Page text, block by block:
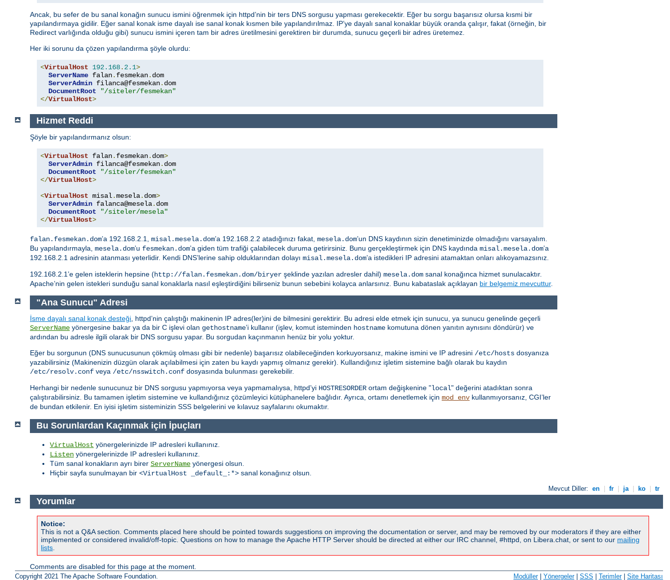
Ancak, bu sefer de bu sanal konağın sunucu ismini öğrenmek için httpd’nin bir ters DNS sorgusu yapması gerekecektir. Eğer bu sorgu başarısız olursa kısmi bir
yapılandırmaya gidilir. Eğer sanal konak isme dayalı ise sanal konak kısmen bile yapılandırılmaz. IP’ye dayalı sanal konaklar büyük oranda çalışır, fakat (örneğin, bir
Redirect varlığında olduğu gibi) sunucu ismini içeren tam bir adres üretilmesini gerektiren bir durumda, sunucu geçerli bir adres üretemez.
Her iki sorunu da çözen yapılandırma şöyle olurdu:
<VirtualHost 192.168. 2.1>
ServerName falan. fesmekan. dom
ServerAdmin filanca@fesmekan. dom
DocumentRoot
"/siteler/fesmekan"
</VirtualHost>
Hizmet Reddi
Şöyle bir yapılandırmanız olsun:
<VirtualHost falan. fesmekan. dom>
ServerAdmin filanca@fesmekan. dom
DocumentRoot
"/siteler/fesmekan"
</VirtualHost>
<VirtualHost misal.mesela. dom>
ServerAdmin falanca@mesela. dom
DocumentRoot
"/siteler/mesela"
</VirtualHost>
falan.fesmekan.dom’a 192.168.2.1, misal.mesela.dom’a 192.168.2.2 atadığınızı fakat, mesela.dom’un DNS kaydının sizin denetiminizde olmadığını varsayalım.
Bu yapılandırmayla, mesela.dom’u fesmekan.dom’a giden tüm trafiği çalabilecek duruma getirirsiniz. Bunu gerçekleştirmek için DNS kaydında misal.mesela.dom’a
192.168.2.1 adresinin atanması yeterlidir. Kendi DNS’lerine sahip olduklarından dolayı misal.mesela.dom’a istedikleri IP adresini atamaktan onları alıkoyamazsınız.
192.168.2.1’e gelen isteklerin hepsine (http://falan.fesmekan.dom/biryer şeklinde yazılan adresler dahil) mesela.dom sanal konağınca hizmet sunulacaktır.
Apache’nin gelen istekleri sunduğu sanal konaklarla nasıl eşleştirdiğini bilirseniz bunun sebebini kolayca anlarsınız. Bunu kabataslak açıklayan bir belgemiz mevcuttur.
"Ana Sunucu" Adresi
İsme dayalı sanal konak desteği, httpd’nin çalıştığı makinenin IP adres(ler)ini de bilmesini gerektirir. Bu adresi elde etmek için sunucu, ya sunucu genelinde geçerli
ServerName yönergesine bakar ya da bir C işlevi olan gethostname’i kullanır (işlev, komut isteminden hostname komutuna dönen yanıtın aynısını döndürür) ve
ardından bu adresle ilgili olarak bir DNS sorgusu yapar. Bu sorgudan kaçınmanın henüz bir yolu yoktur.
Eğer bu sorgunun (DNS sunucusunun çökmüş olması gibi bir nedenle) başarısız olabileceğinden korkuyorsanız, makine ismini ve IP adresini /etc/hosts dosyanıza
yazabilirsiniz (Makinenizin düzgün olarak açılabilmesi için zaten bu kaydı yapmış olmanız gerekir). Kullandığınız işletim sistemine bağlı olarak bu kaydın
/etc/resolv.conf veya /etc/nsswitch.conf dosyasında bulunması gerekebilir.
Herhangi bir nedenle sunucunuz bir DNS sorgusu yapmıyorsa veya yapmamalıysa, httpd’yi HOSTRESORDER ortam değişkenine "local" değerini atadıktan sonra
çalıştırabilirsiniz. Bu tamamen işletim sistemine ve kullandığınız çözümleyici kütüphanelere bağlıdır. Ayrıca, ortamı denetlemek için mod_env kullanmıyorsanız, CGI’ler
de bundan etkilenir. En iyisi işletim sisteminizin SSS belgelerini ve kılavuz sayfalarını okumaktır.
Bu Sorunlardan Kaçınmak için İpuçları
VirtualHost yönergelerinizde IP adresleri kullanınız.
Listen yönergelerinizde IP adresleri kullanınız.
Tüm sanal konakların ayrı birer ServerName yönergesi olsun.
Hiçbir sayfa sunulmayan bir <VirtualHost _default_:*> sanal konağınız olsun.
Mevcut Diller: en fr ja ko tr
Yorumlar
Notice:
This is not a Q&A section. Comments placed here should be pointed towards suggestions on improving the documentation or server, and may be removed by our moderators if they are either
implemented or considered invalid/off-topic. Questions on how to manage the Apache HTTP Server should be directed at either our IRC channel, #httpd, on Libera.chat, or sent to our mailing
lists
Comments are disabled for this page at the moment.
Copyright 2021 The Apache Software Foundation. Modüller| Yönergeler| SSS | Terimler| Site Haritası